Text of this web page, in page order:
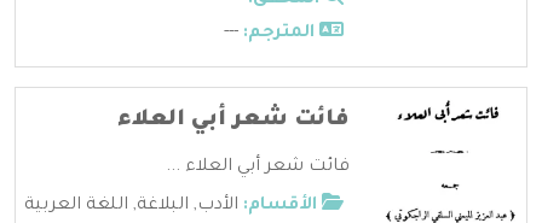
المترجم: ---
فائت شعر أبي العلاء
فائت شعر أبي العلاء ...
الأقسام: الأدب, البلاغة, اللغة العربية